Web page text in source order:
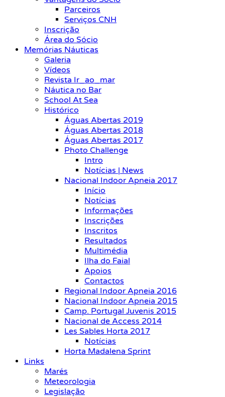
Parceiros
Serviços CNH
Inscrição
Área do Sócio
Memórias Náuticas
Galeria
Vídeos
Revista Ir_ao_mar
Náutica no Bar
School At Sea
Histórico
Águas Abertas 2019
Águas Abertas 2018
Águas Abertas 2017
Photo Challenge
Intro
Notícias | News
Nacional Indoor Apneia 2017
Início
Notícias
Informações
Inscrições
Inscritos
Resultados
Multimédia
Ilha do Faial
Apoios
Contactos
Regional Indoor Apneia 2016
Nacional Indoor Apneia 2015
Camp. Portugal Juvenis 2015
Nacional de Access 2014
Les Sables Horta 2017
Notícias
Horta Madalena Sprint
Links
Marés
Meteorologia
Legislação